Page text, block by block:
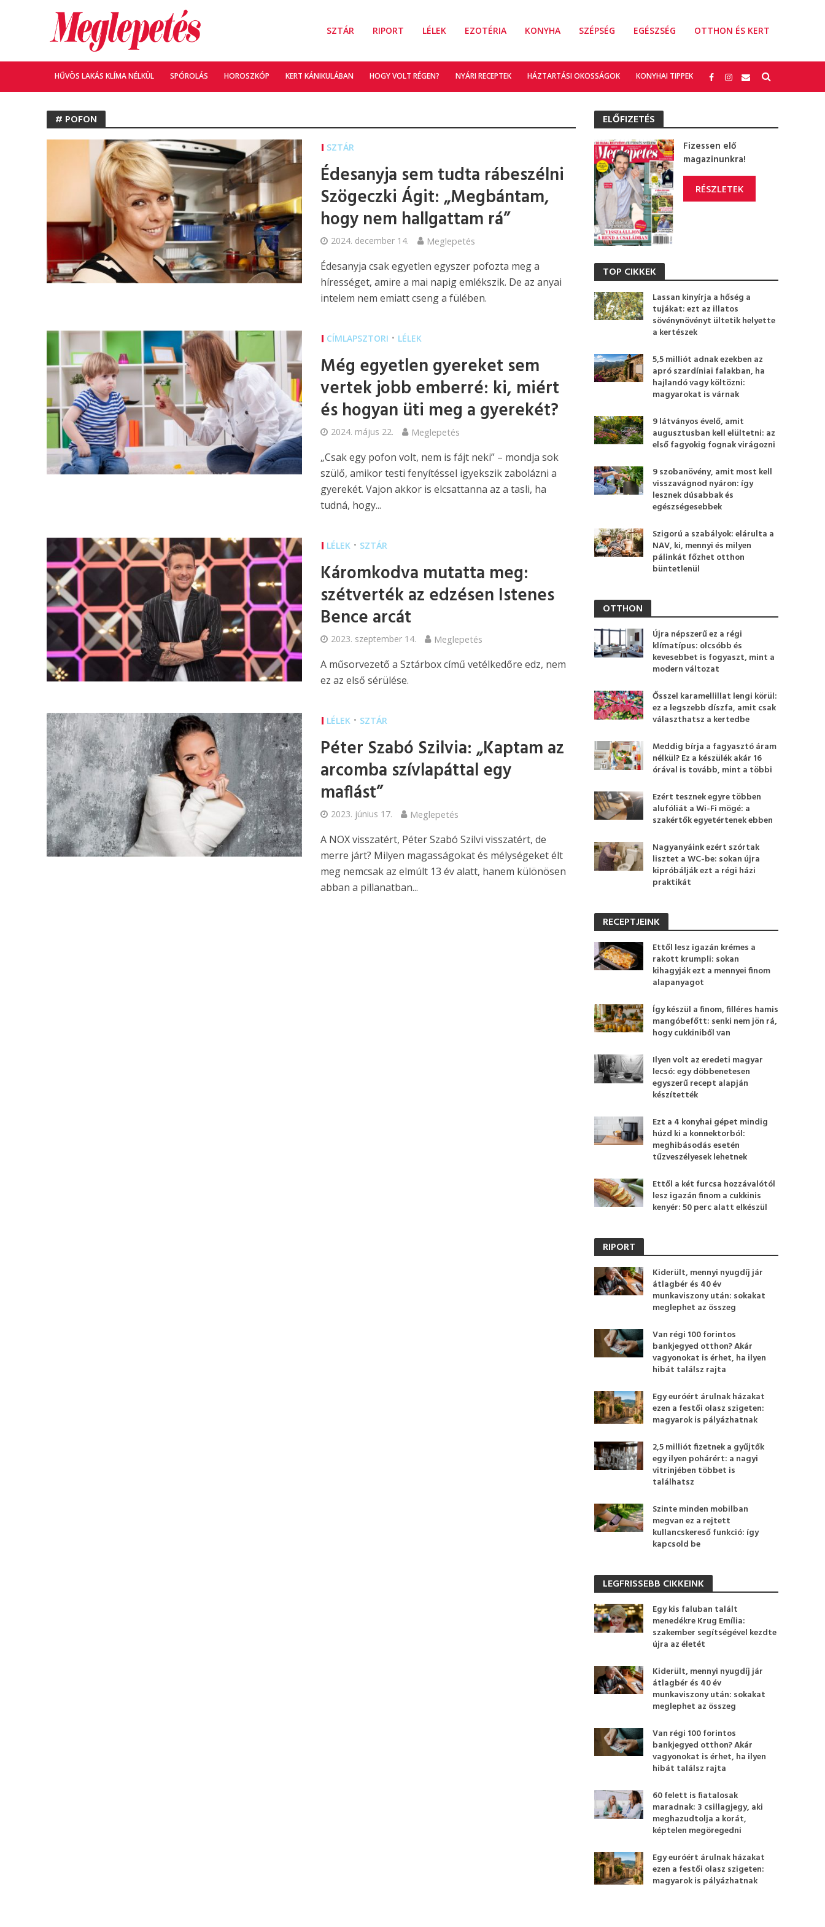
SZTÁR RIPORT LÉLEK EZOTÉRIA KONYHA SZÉPSÉG EGÉSZSÉG OTTHON ÉS KERT
HŰVÖS LAKÁS KLÍMA NÉLKÜL SPÓROLÁS HOROSZKÓP KERT KÁNIKULÁBAN HOGY VOLT RÉGEN? NYÁRI RECEPTEK HÁZTARTÁSI OKOSSÁGOK KONYHAI TIPPEK
# POFON
SZTÁR
Édesanyja sem tudta rábeszélni
Szögeczki Ágit: „Megbántam,
hogy nem hallgattam rá”
2024. december 14. Meglepetés
Édesanyja csak egyetlen egyszer pofozta meg a
hírességet, amire a mai napig emlékszik. De az anyai
intelem nem emiatt cseng a fülében.
CÍMLAPSZTORI • LÉLEK
Még egyetlen gyereket sem
vertek jobb emberré: ki, miért
és hogyan üti meg a gyerekét?
2024. május 22. Meglepetés
„Csak egy pofon volt, nem is fájt neki” – mondja sok
szülő, amikor testi fenyítéssel igyekszik zabolázni a
gyerekét. Vajon akkor is elcsattanna az a tasli, ha
tudná, hogy...
LÉLEK • SZTÁR
Káromkodva mutatta meg:
szétverték az edzésen Istenes
Bence arcát
2023. szeptember 14. Meglepetés
A műsorvezető a Sztárbox című vetélkedőre edz, nem
ez az első sérülése.
LÉLEK • SZTÁR
Péter Szabó Szilvia: „Kaptam az
arcomba szívlapáttal egy
maflást”
2023. június 17. Meglepetés
A NOX visszatért, Péter Szabó Szilvi visszatért, de
merre járt? Milyen magasságokat és mélységeket élt
meg nemcsak az elmúlt 13 év alatt, hanem különösen
abban a pillanatban...
ELŐFIZETÉS
Fizessen elő
magazinunkra!
RÉSZLETEK
TOP CIKKEK
Lassan kinyírja a hőség a
tujákat: ezt az illatos
sövénynövényt ültetik helyette
a kertészek
5,5 milliót adnak ezekben az
apró szardíniai falakban, ha
hajlandó vagy költözni:
magyarokat is várnak
9 látványos évelő, amit
augusztusban kell elültetni: az
első fagyokig fognak virágozni
9 szobanövény, amit most kell
visszavágnod nyáron: így
lesznek dúsabbak és
egészségesebbek
Szigorú a szabályok: elárulta a
NAV, ki, mennyi és milyen
pálinkát főzhet otthon
büntetlenül
OTTHON
Újra népszerű ez a régi
klímatípus: olcsóbb és
kevesebbet is fogyaszt, mint a
modern változat
Ősszel karamellillat lengi körül:
ez a legszebb díszfa, amit csak
választhatsz a kertedbe
Meddig bírja a fagyasztó áram
nélkül? Ez a készülék akár 16
órával is tovább, mint a többi
Ezért tesznek egyre többen
alufóliát a Wi-Fi mögé: a
szakértők egyetértenek ebben
Nagyanyáink ezért szórtak
lisztet a WC-be: sokan újra
kipróbálják ezt a régi házi
praktikát
RECEPTJEINK
Ettől lesz igazán krémes a
rakott krumpli: sokan
kihagyják ezt a mennyei finom
alapanyagot
Így készül a finom, filléres hamis
mangóbefőtt: senki nem jön rá,
hogy cukkiniből van
Ilyen volt az eredeti magyar
lecsó: egy döbbenetesen
egyszerű recept alapján
készítették
Ezt a 4 konyhai gépet mindig
húzd ki a konnektorból:
meghibásodás esetén
tűzveszélyesek lehetnek
Ettől a két furcsa hozzávalótól
lesz igazán finom a cukkinis
kenyér: 50 perc alatt elkészül
RIPORT
Kiderült, mennyi nyugdíj jár
átlagbér és 40 év
munkaviszony után: sokakat
meglephet az összeg
Van régi 100 forintos
bankjegyed otthon? Akár
vagyonokat is érhet, ha ilyen
hibát találsz rajta
Egy euróért árulnak házakat
ezen a festői olasz szigeten:
magyarok is pályázhatnak
2,5 milliót fizetnek a gyűjtők
egy ilyen pohárért: a nagyi
vitrinjében többet is
találhatsz
Szinte minden mobilban
megvan ez a rejtett
kullancskereső funkció: így
kapcsold be
LEGFRISSEBB CIKKEINK
Egy kis faluban talált
menedékre Krug Emília:
szakember segítségével kezdte
újra az életét
Kiderült, mennyi nyugdíj jár
átlagbér és 40 év
munkaviszony után: sokakat
meglephet az összeg
Van régi 100 forintos
bankjegyed otthon? Akár
vagyonokat is érhet, ha ilyen
hibát találsz rajta
60 felett is fiatalosak
maradnak: 3 csillagjegy, aki
meghazudtolja a korát,
képtelen megöregedni
Egy euróért árulnak házakat
ezen a festői olasz szigeten:
magyarok is pályázhatnak